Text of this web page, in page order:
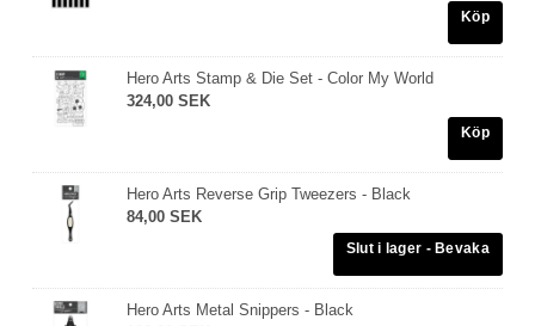
Köp
Hero Arts Stamp & Die Set - Color My World
324,00 SEK
Köp
Hero Arts Reverse Grip Tweezers - Black
84,00 SEK
Hero Arts Metal Snippers - Black